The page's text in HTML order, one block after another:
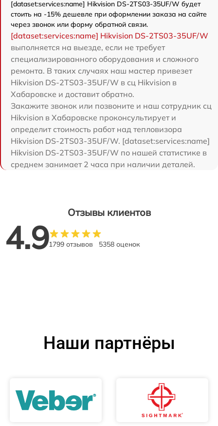
[dataset:services:name] Hikvision DS-2TS03-35UF/W будет
стоить на -15% дешевле при оформлении заказа на сайте
через звонок или форму обратной связи.
[dataset:services:name] Hikvision DS-2TS03-35UF/W
выполняется на выезде, если не требует
специализированного оборудования и сложного
ремонта. В таких случаях наш мастер привезет
Hikvision DS-2TS03-35UF/W в сц Hikvision в
Хабаровске и доставит обратно.
Закажите звонок или позвоните и наш сотрудник сц
Hikvision в Хабаровске проконсультирует и
определит стоимость работ над тепловизора
Hikvision DS-2TS03-35UF/W. [dataset:services:name]
Hikvision DS-2TS03-35UF/W по нашей статистике в
среднем занимает 2 часа при наличии деталей.
Отзывы клиентов
4.91799 отзывов 5358 оценок
Наши партнёры